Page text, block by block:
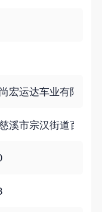
宏运达车业有限公司
溪市宗汉街道百两村